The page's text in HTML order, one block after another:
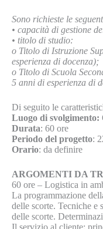
Sono richieste le
• capacità di gestione
• titolo di studio:
o Titolo di Istruzione
esperienza di docenza);
o Titolo di Scuola
5 anni di esperienza di
Di seguito le
Luogo di svolgimento:
Durata: 60 ore
Periodo del progetto:
Orario: da definire
ARGOMENTI DA
60 ore – Logistica in
La programmazione
delle scorte. Tecniche e
delle scorte.
Il servizio al cliente: